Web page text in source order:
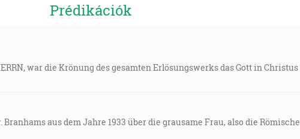
Prédikációk
war die Krönung des gesamten Erlösungswerks das Gott in Christus
aus dem Jahre 1933 über die grausame Frau, also die Römische